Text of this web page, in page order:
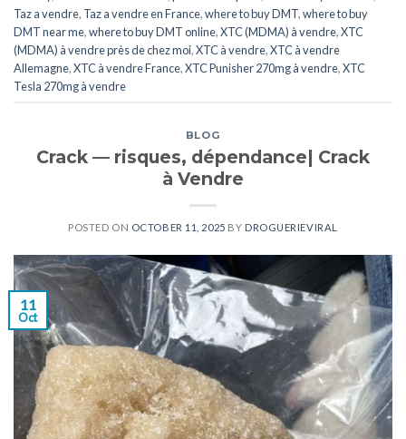
Taz a vendre, Taz a vendre en France,where to buy DMT,where to buy
DMT near me,where to buy DMT online,XTC (MDMA) à vendre,XTC
(MDMA) à vendre près de chez moi,XTC ​​​​​​​​​​​​​à vendre,XTC ​​​​​​​​​​​​​à vendre
Allemagne,XTC ​​​​​​​​​​​​​à vendre France,XTC Punisher 270mg à vendre,XTC
Tesla 270mg à vendre
BLOG
Crack — risques, dépendance| Crack
à Vendre
POSTED ON OCTOBER 11, 2025 BY DROGUERIEVIRAL
11
Oct